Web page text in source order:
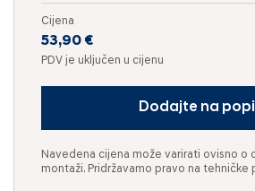
Cijena
53,90 €
PDV je uključen u cijenu
Dodajte na
Navedena cijena može varirati ovisno o
montaži. Pridržavamo pravo na tehničke